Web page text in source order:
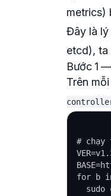
metrics)
Đây là lý
etcd),
Bước 1
Trên
# chạy
for b
sudo